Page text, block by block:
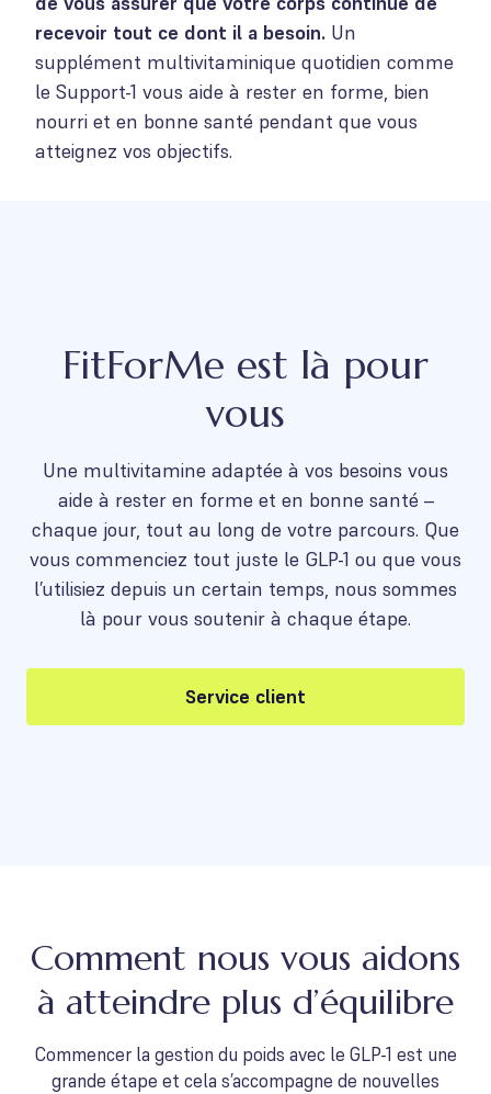
recevoir tout ce dont il a besoin. Un
supplément multivitaminique quotidien comme
le Support-1 vous aide à rester en forme, bien
nourri et en bonne santé pendant que vous
atteignez vos objectifs.
FitForMe est là pour
vous
Une multivitamine adaptée à vos besoins vous
aide à rester en forme et en bonne santé –
chaque jour, tout au long de votre parcours. Que
vous commenciez tout juste le GLP-1 ou que vous
l’utilisiez depuis un certain temps, nous sommes
là pour vous soutenir à chaque étape.
Service client
Comment nous vous aidons
à atteindre plus d’équilibre
Commencer la gestion du poids avec le GLP-1 est une
grande étape et cela s’accompagne de nouvelles